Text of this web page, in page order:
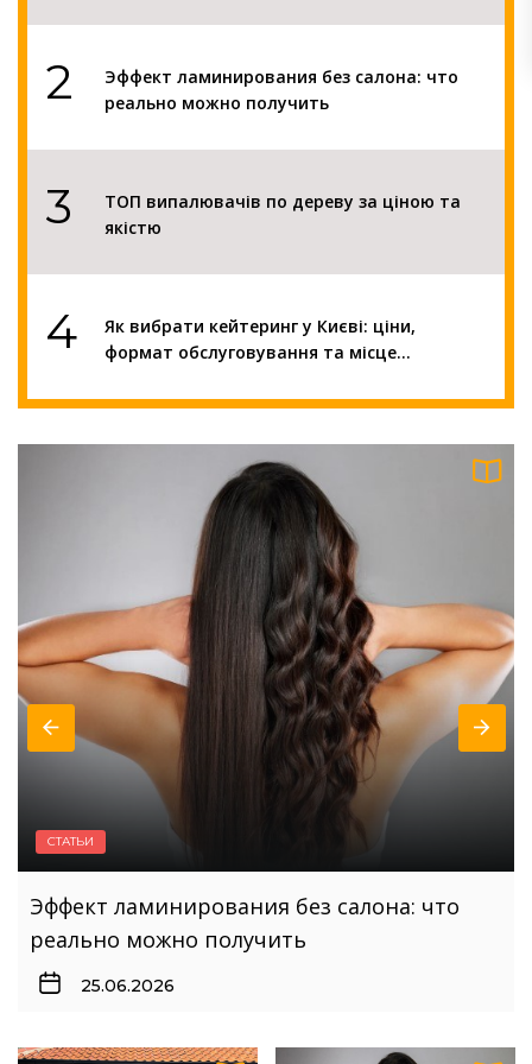
2
Эффект ламинирования без салона: что
реально можно получить
3
ТОП випалювачів по дереву за ціною та
якістю
4
Як вибрати кейтеринг у Києві: ціни,
формат обслуговування та місце
5
Від навчання до іспиту: скільки вчитися в
автошколі та як успішно пройти тести ПДР
Де замовити вивіску: топ кращих компаній
з виготовлення вивісок
7
Що роблять адвокати та яку допомогу
надають
8
Експертний рейтинг компаній з продажу
сонячних батарей 2026
9
Реклама сезонних товарів і послуг: як
просувати сезонку та ефективно керувати
СТАТЬИ
ТОП випалювачів по дереву за ціною та
якістю
21.06.2026